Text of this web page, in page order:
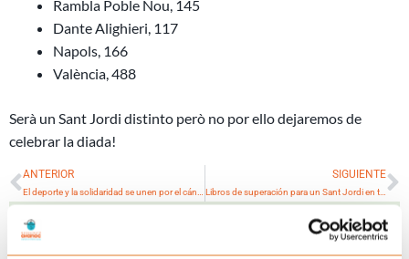
Rambla Poble Nou, 145
Dante Alighieri, 117
Napols, 166
València, 488
Serà un Sant Jordi distinto però no por ello dejaremos de
celebrar la diada!
Ant
ANTERIOR SIGUIENTE
Libros de superación para un Sant Jordi en tiempos de pandemia
Únete a la familia de Afanoc